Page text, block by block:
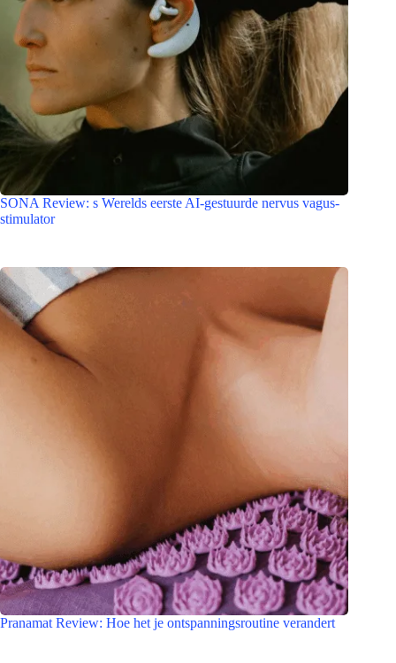
SONA Review: s Werelds eerste AI-gestuurde nervus vagus-
stimulator
Pranamat Review: Hoe het je ontspanningsroutine verandert